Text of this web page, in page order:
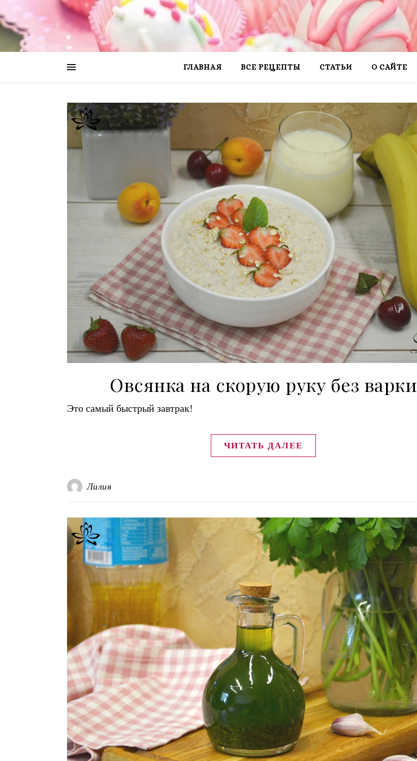
ГЛАВНАЯ ВСЕ РЕЦЕПТЫ СТАТЬИ О САЙТЕ
Овсянка на скорую руку без варки
Это самый быстрый завтрак!
ЧИТАТЬ ДАЛЕЕ
Лилия